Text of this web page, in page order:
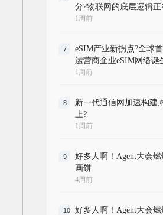
分?物联网的底层逻辑
1周前
7
eSIM产业新拐点?全球
运营商企业eSIM网络诞
1周前
8
新一代通信网加速构建,
上?
1周前
9
好多人啊！Agent大会
画饼
4周前
10
好多人啊！Agent大会